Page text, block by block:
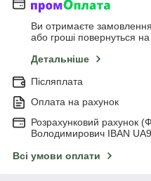
Ви отримаєте замовлення
або гроші повернуться
Детальніше
Післяплата
Оплата на рахунок
Розрахунковий рахунок
Володимирович IBAN
Всі умови оплати